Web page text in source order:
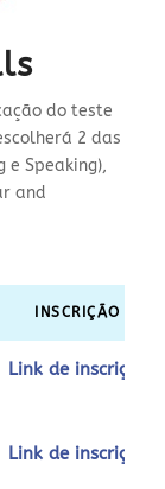
do teste
2 das
e Speaking),
and
INSCRIÇÃO
Link de inscrição
Link de inscrição